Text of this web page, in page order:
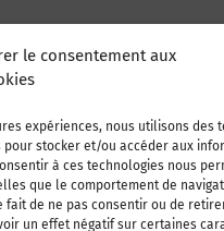
le consentement aux
expériences, nous utilisons des
stocker et/ou accéder aux
à ces technologies nous
que le comportement de
fait de ne pas consentir ou de
un effet négatif sur certaines
Poulet au
fromage mode
Gannatoise